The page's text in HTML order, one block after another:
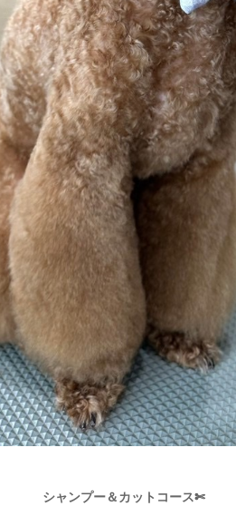
シャンプー＆カットコース✄